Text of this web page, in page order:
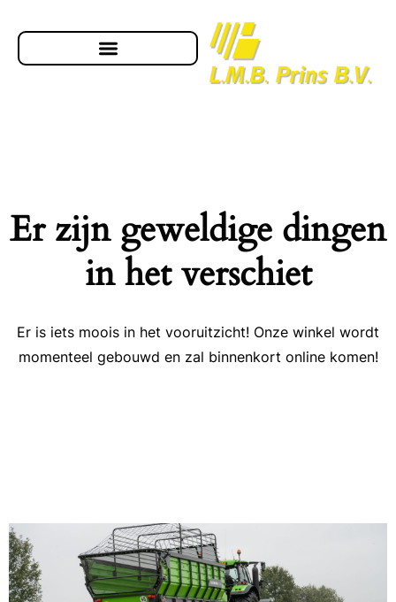
Er zijn geweldige dingen
in het verschiet
Er is iets moois in het vooruitzicht! Onze winkel wordt
momenteel gebouwd en zal binnenkort online komen!